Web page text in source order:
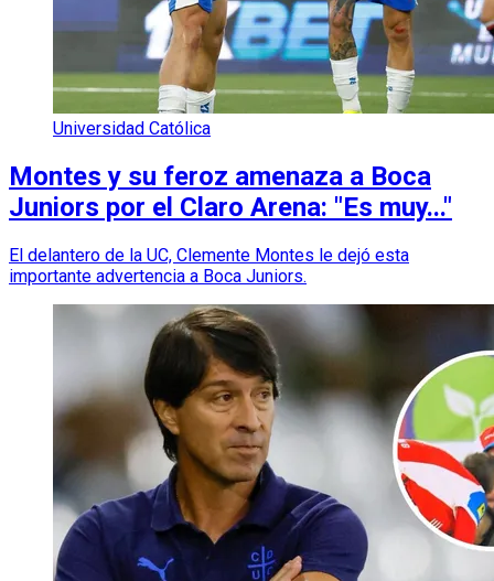
Universidad Católica
Montes y su feroz amenaza a Boca
Juniors por el Claro Arena: "Es muy..."
El delantero de la UC, Clemente Montes le dejó esta
importante advertencia a Boca Juniors.